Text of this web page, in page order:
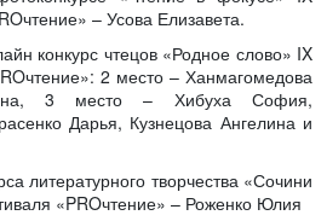
– Усова Елизавета.
конкурс чтецов «Родное слово» IX
2 место – Ханмагомедова
3 место – Хибуха София,
Дарья, Кузнецова Ангелина и
литературного творчества «Сочини
«PROчтение» – Роженко Юлия